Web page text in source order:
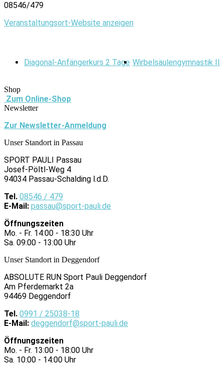
08546/479
Veranstaltungsort-Website anzeigen
Diagonal-Anfängerkurs 2 Tage Wirbelsäulengymnastik II
Shop
Zum Online-Shop
Newsletter
Zur Newsletter-Anmeldung
Unser Standort in Passau
SPORT PAULI Passau
Josef-Pöltl-Weg 4
94034 Passau-Schalding l.d.D.
Tel. 08546 / 479
E-Mail: passau@sport-pauli.de
Öffnungszeiten
Mo. - Fr. 14:00 - 18:30 Uhr
Sa. 09:00 - 13:00 Uhr
Unser Standort in Deggendorf
ABSOLUTE RUN Sport Pauli Deggendorf
Am Pferdemarkt 2a
94469 Deggendorf
Tel. 0991 / 25038-18
E-Mail: deggendorf@sport-pauli.de
Öffnungszeiten
Mo. - Fr. 13:00 - 18:00 Uhr
Sa. 10:00 - 14:00 Uhr